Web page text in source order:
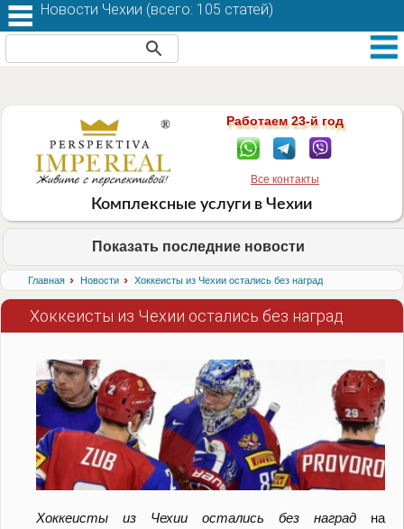
Работаем 23-й год
Все контакты
Комплексные услуги в Чехии
Показать последние новости
Главная › Новости › Хоккеисты из Чехии остались без наград
Хоккеисты из Чехии остались без наград
Хоккеисты из Чехии остались без наград на
Новости Чехии (всего: 105 статей)